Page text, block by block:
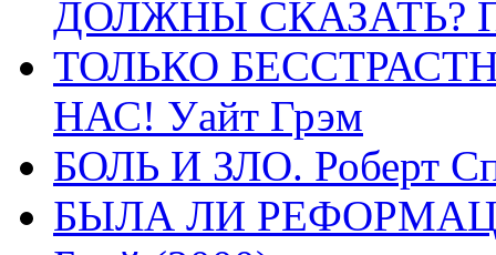
ДОЛЖНЫ СКАЗАТЬ?
ТОЛЬКО
НАС! Уайт Грэм
БОЛЬ И ЗЛО. Роберт
БЫЛА ЛИ